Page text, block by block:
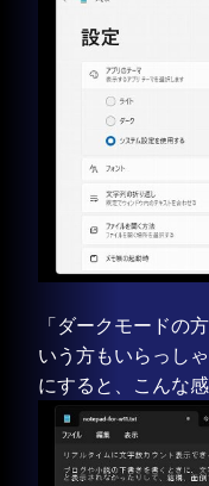
「ダークモードの
いう方もいらっし
にすると、こんな